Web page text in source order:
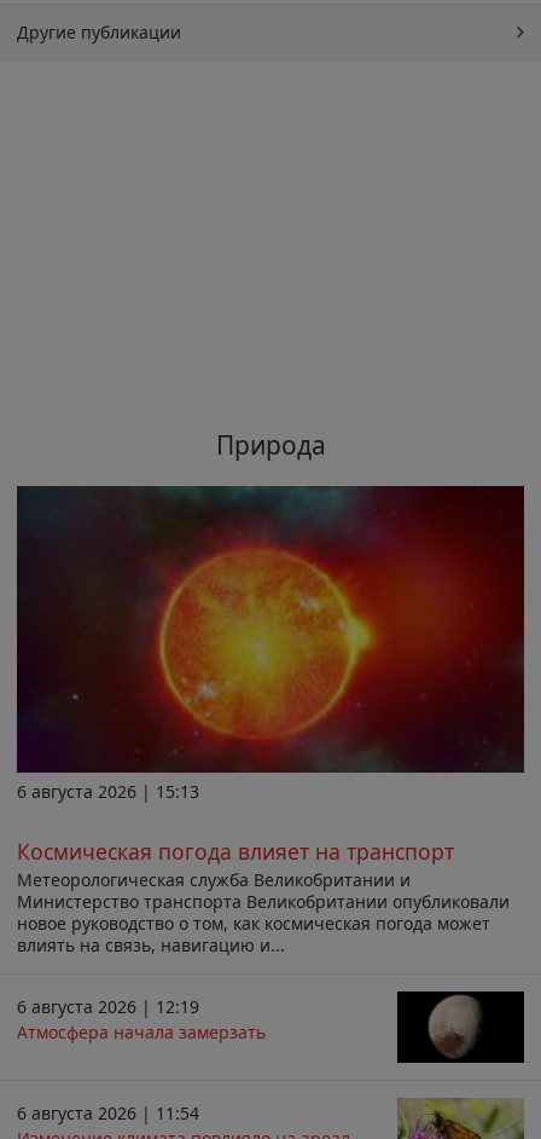
Другие публикации
Природа
6 августа 2026 | 15:13
Космическая погода влияет на транспорт
Метеорологическая служба Великобритании и
Министерство транспорта Великобритании опубликовали
новое руководство о том, как космическая погода может
влиять на связь, навигацию и...
6 августа 2026 | 12:19
Атмосфера начала замерзать
6 августа 2026 | 11:54